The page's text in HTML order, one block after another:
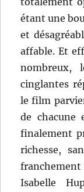
étant une
et
affable. Et
nombreux,
cinglantes
le film
de chacune
finalement
richesse,
Isabelle